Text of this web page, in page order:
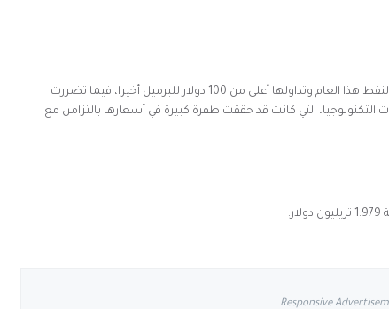
واستفادت شركة “أرامكو” السعودية من ارتفاعات أسعار النفط هذا العام وتداولها أعلى من 100 دولار للبرميل أخيرا، فيما تضررت
التي كانت قد حققت طفرة كبيرة في أسعارها بالتزامن مع
Responsive